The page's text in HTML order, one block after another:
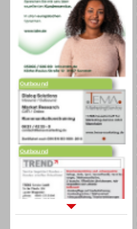
Outbound
Outbound
Sprachdialogsysteme u. Ki/